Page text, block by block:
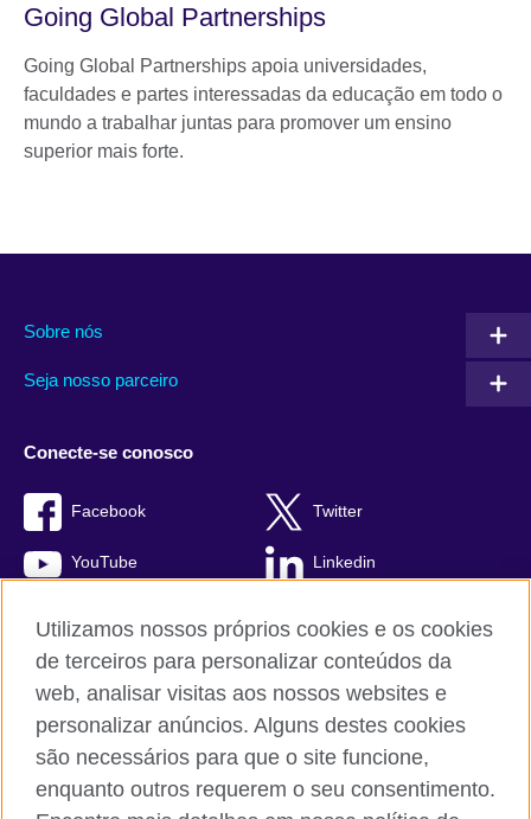
Going Global Partnerships
Going Global Partnerships apoia universidades,
faculdades e partes interessadas da educação em todo o
mundo a trabalhar juntas para promover um ensino
superior mais forte.
Sobre nós
Seja nosso parceiro
Conecte-se conosco
Facebook Twitter
YouTube Linkedin
British Council global
Comentários e reclamações
Política de privacidade e termos de uso
Utilizamos nossos próprios cookies e os cookies
de terceiros para personalizar conteúdos da
web, analisar visitas aos nossos websites e
personalizar anúncios. Alguns destes cookies
são necessários para que o site funcione,
enquanto outros requerem o seu consentimento.